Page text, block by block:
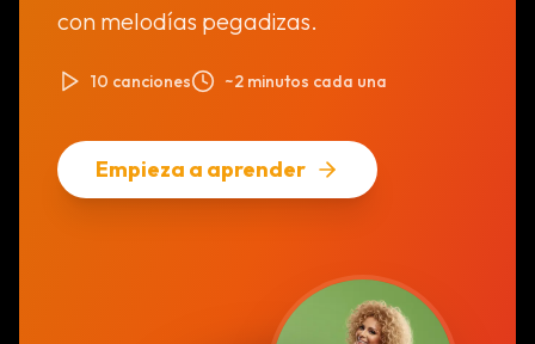
con melodías pegadizas.
10 canciones ~2 minutos cada una
Empieza a aprender